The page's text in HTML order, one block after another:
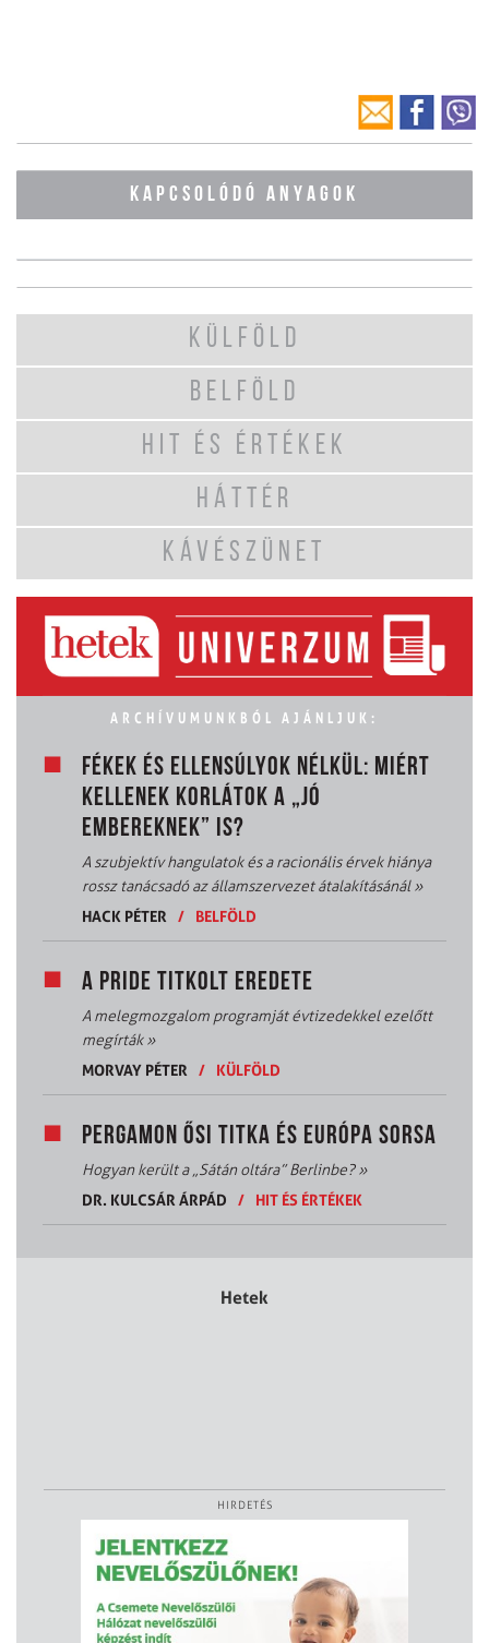
KAPCSOLÓDÓ ANYAGOK
KÜLFÖLD
BELFÖLD
HIT ÉS ÉRTÉKEK
HÁTTÉR
KÁVÉSZÜNET
ARCHÍVUMUNKBÓL AJÁNLJUK:
FÉKEK ÉS ELLENSÚLYOK NÉLKÜL: MIÉRT
KELLENEK KORLÁTOK A „JÓ
EMBEREKNEK” IS?
A szubjektív hangulatok és a racionális érvek hiánya
rossz tanácsadó az államszervezet átalakításánál»
HACK PÉTER
/ BELFÖLD
A PRIDE TITKOLT EREDETE
A melegmozgalom programját évtizedekkel ezelőtt
megírták»
MORVAY PÉTER
/ KÜLFÖLD
PERGAMON ŐSI TITKA ÉS EURÓPA SORSA
Hogyan került a „Sátán oltára” Berlinbe?»
DR. KULCSÁR ÁRPÁD
/ HIT ÉS ÉRTÉKEK
Hetek
HIRDETÉS